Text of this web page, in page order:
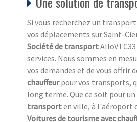
Si vous recherchez un
vos déplacements sur Saint-
Société de transport
services. Nous sommes en
vos demandes et de vous offrir
chauffeurpour vos transports,
long terme. Que ce soit pour un
transporten ville, à l'aéroport
Voitures de tourisme avec